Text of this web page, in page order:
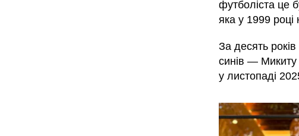
футболіста це
яка у 1999
За десять
синів —
у листопаді